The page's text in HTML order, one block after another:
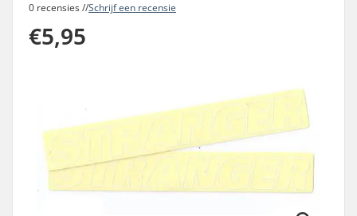
0 recensies //Schrijf een recensie
€5,95